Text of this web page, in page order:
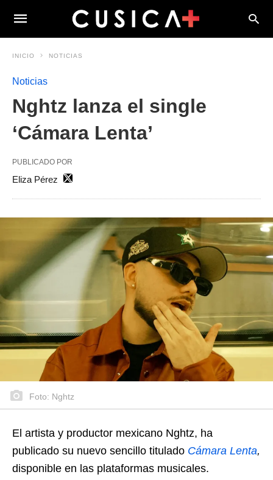
INICIO NOTICIAS
Noticias
Nghtz lanza el single
‘Cámara Lenta’
PUBLICADO POR
Eliza Pérez
Foto: Nghtz
El artista y productor mexicano Nghtz, ha
publicado su nuevo sencillo titulado Cámara Lenta,
disponible en las plataformas musicales.